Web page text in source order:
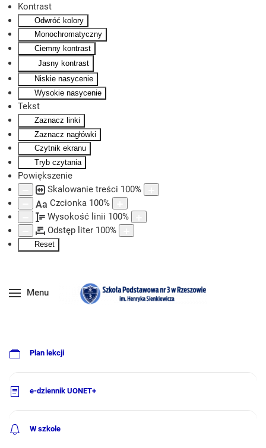
Kontrast
Odwróć kolory
Monochromatyczny
Ciemny kontrast
Jasny kontrast
Niskie nasycenie
Wysokie nasycenie
Tekst
Zaznacz linki
Zaznacz nagłówki
Czytnik ekranu
Tryb czytania
Powiększenie
Skalowanie treści 100%
Aa Czcionka 100%
Wysokość linii 100%
Odstęp liter 100%
Reset
Skip to main content
Menu
Plan lekcji
e-dziennik UONET+
W szkole